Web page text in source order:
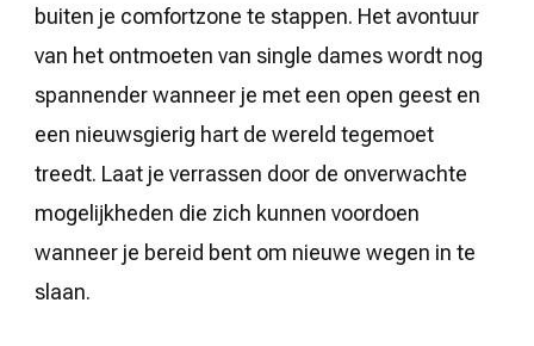
buiten je comfortzone te stappen. Het avontuur
van het ontmoeten van single dames wordt nog
spannender wanneer je met een open geest en
een nieuwsgierig hart de wereld tegemoet
treedt. Laat je verrassen door de onverwachte
mogelijkheden die zich kunnen voordoen
wanneer je bereid bent om nieuwe wegen in te
slaan.